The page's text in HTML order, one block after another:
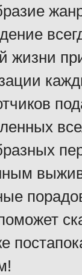
жизни